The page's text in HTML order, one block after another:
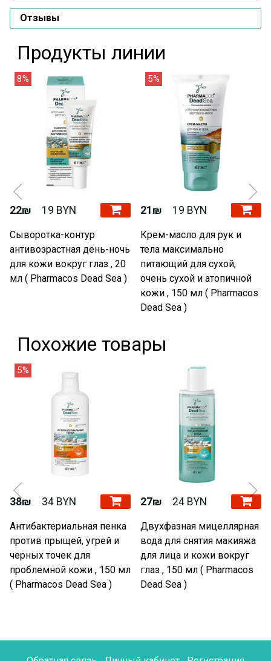
Отзывы
Продукты линии
8%
22₪ 19 BYN
Сыворотка-контур
антивозрастная день-ночь
для кожи вокруг глаз , 20
мл ( Pharmacos Dead Sea )
5%
21₪ 19 BYN
Крем-масло для рук и
тела максимально
питающий для сухой,
очень сухой и атопичной
кожи , 150 мл ( Pharmacos
Dead Sea )
Похожие товары
5%
38₪ 34 BYN
Антибактериальная пенка
против прыщей, угрей и
черных точек для
проблемной кожи , 150 мл
( Pharmacos Dead Sea )
27₪ 24 BYN
Двухфазная мицеллярная
вода для снятия макияжа
для лица и кожи вокруг
глаз , 150 мл ( Pharmacos
Dead Sea )